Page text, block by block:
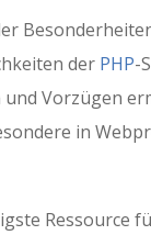
der PHP-
und Vorzügen
in
Ressource